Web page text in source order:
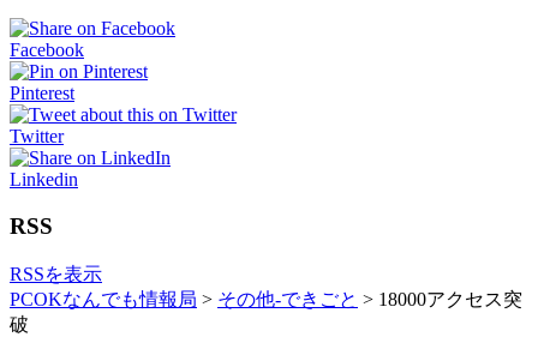
Facebook
Pinterest
Twitter
Linkedin
RSS
RSSを表示
PCOKなんでも情報局 > その他-できごと > 18000アクセス突
破